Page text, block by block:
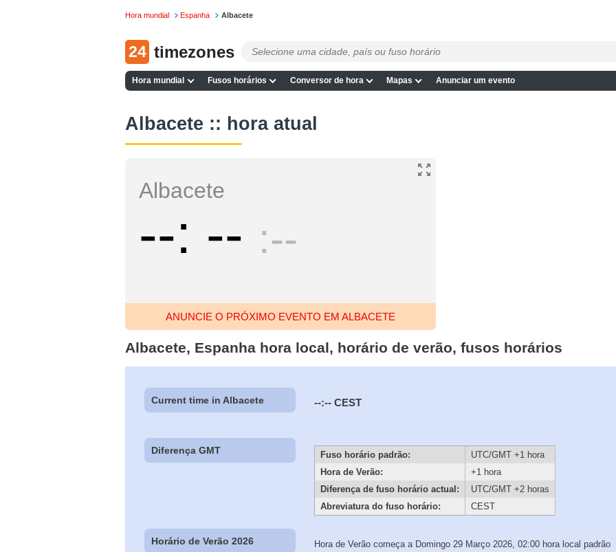
Hora mundial Espanha Albacete
24 timezones
Hora mundial Fusos horários Conversor de hora Mapas Anunciar um evento
Albacete :: hora atual
Albacete
-- -- --
ANUNCIE O PRÓXIMO EVENTO EM ALBACETE
Albacete, Espanha hora local, horário de verão, fusos horários
Current time in Albacete --:-- CEST
Diferença GMT Fuso horário padrão:
UTC/GMT +1 hora
Hora de Verão:
+1 hora
Diferença de fuso horário actual:
UTC/GMT +2 horas
Abreviatura do fuso horário:
CEST
Horário de Verão 2026
Hora de Verão começa a Domingo 29 Março 2026, 02:00 hora local padrão